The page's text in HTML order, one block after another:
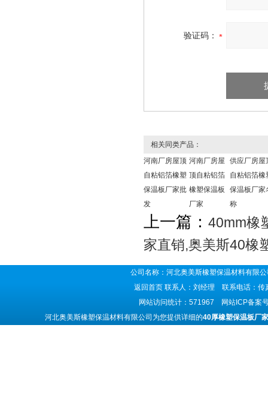
验证码：
相关同类产品：
河南厂房屋顶
自粘铝箔橡塑
保温板厂家批
发
河南厂房屋
顶自粘铝箔
橡塑保温板
厂家
供应厂房屋
自粘铝箔橡
保温板厂家
称
上一篇： 40mm橡
家直销,奥美斯40橡
公司名称：河北奥美斯橡塑保温材料有
返回首页 联系人：刘经理 联系电话：
网站访问统计：571967 网站ICP备案
河北奥美斯橡塑保温材料有限公司为您提供详细的40厚橡塑保温板厂